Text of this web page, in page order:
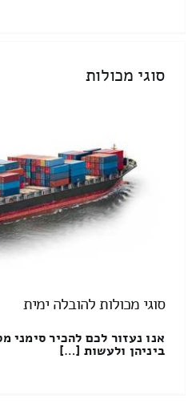
סוגי מכולות
סוגי מכולות להובלה ימית
אנו נעזור לכם להכיר סימני
ביניהן ולעשות […]